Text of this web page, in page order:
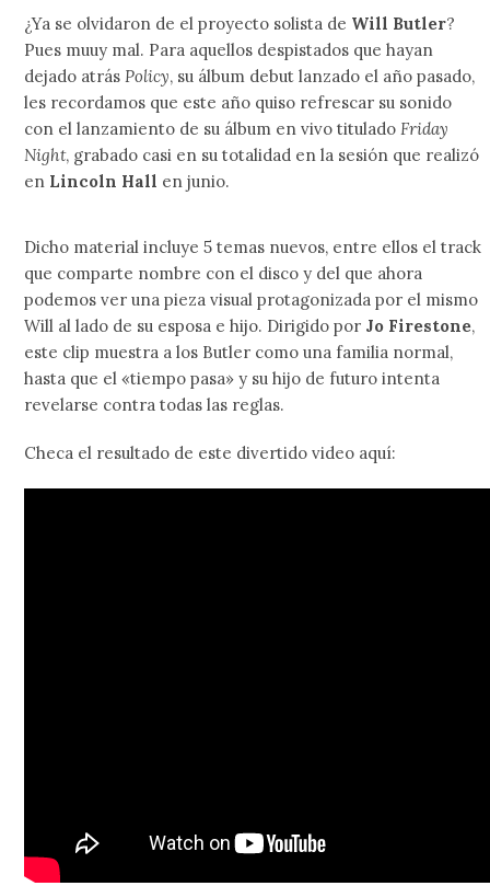
¿Ya se olvidaron de el proyecto solista de Will Butler?
Pues muuy mal. Para aquellos despistados que hayan
dejado atrásPolicy, su álbum debut lanzado el año pasado,
les recordamos que este año quiso refrescar su sonido
con el lanzamiento de su álbum en vivo titulado Friday
Night, grabado casi en su totalidad en la sesión que realizó
en Lincoln Hall en junio.
Dicho material incluye 5 temas nuevos, entre ellos el track
que comparte nombre con el disco y del que ahora
podemos ver una pieza visual protagonizada por el mismo
Will al lado de su esposa e hijo. Dirigido por Jo Firestone,
este clip muestra a los Butler como una familia normal,
hasta que el «tiempo pasa» y su hijo de futuro intenta
revelarse contra todas las reglas.
Checa el resultado de este divertido video aquí: